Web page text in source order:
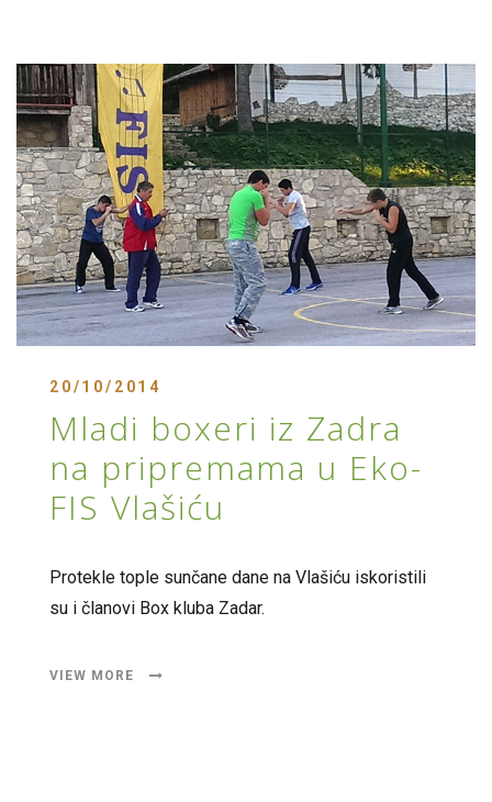
20/10/2014
Mladi boxeri iz Zadra
na pripremama u Eko-
FIS Vlašiću
Protekle tople sunčane dane na Vlašiću iskoristili
su i članovi Box kluba Zadar.
VIEW MORE